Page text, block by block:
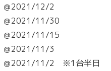
＠2021/12/2
＠2021/11/30
＠2021/11/15
＠2021/11/3
＠2021/11/2 ※1台半日